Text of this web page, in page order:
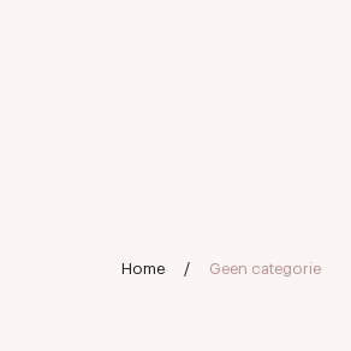
Home / Geen categorie